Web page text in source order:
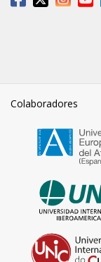
Colaboradores